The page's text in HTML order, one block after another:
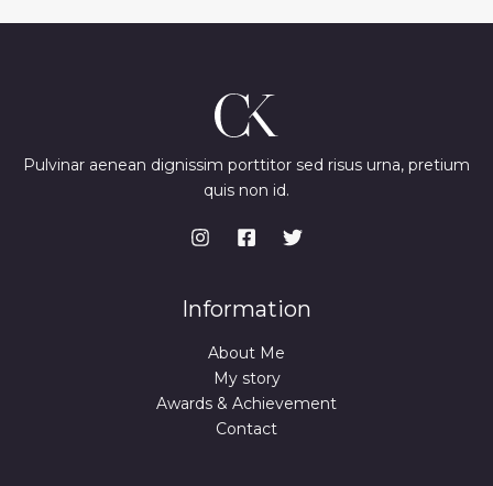
Pulvinar aenean dignissim porttitor sed risus urna, pretium
quis non id.
Information
About Me
My story
Awards & Achievement
Contact